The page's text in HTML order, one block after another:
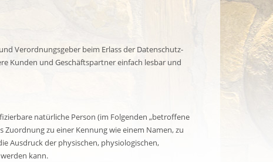
Verordnungsgeber beim Erlass der Datenschutz-
Kunden und Geschäftspartner einfach lesbar und
natürliche Person (im Folgenden „betroffene
zu einer Kennung wie einem Namen, zu
Ausdruck der physischen, physiologischen,
kann.